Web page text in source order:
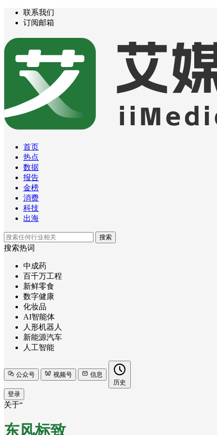
联系我们
订阅邮箱
首页
热点
数据
报告
金榜
消费
科技
出海
搜索
搜索热词
中成药
百千万工程
新鲜零食
数字健康
化妆品
AI智能体
人形机器人
新能源汽车
人工智能
公众号 视频号
信息
历史
登录
关于“
东风标致